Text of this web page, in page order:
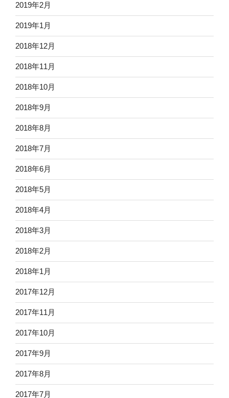
2019年2月
2019年1月
2018年12月
2018年11月
2018年10月
2018年9月
2018年8月
2018年7月
2018年6月
2018年5月
2018年4月
2018年3月
2018年2月
2018年1月
2017年12月
2017年11月
2017年10月
2017年9月
2017年8月
2017年7月